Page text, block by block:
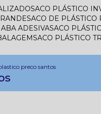
SACO PLÁSTICO
SACO DE
ABA ADESIVA SACO
SACO PLÁSTICO
preco santos